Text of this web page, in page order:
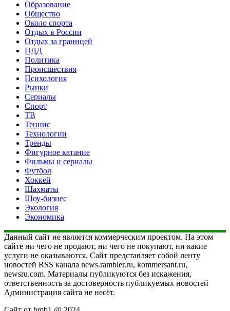
Образование
Общество
Около спорта
Отдых в России
Отдых за границей
ПДД
Политика
Происшествия
Психология
Рынки
Сериалы
Спорт
ТВ
Теннис
Технологии
Тренды
Фигурное катание
Фильмы и сериалы
Футбол
Хоккей
Шахматы
Шоу-бизнес
Экология
Экономика
Данный сайт не является коммерческим проектом. На этом
сайте ни чего не продают, ни чего не покупают, ни какие
услуги не оказываются. Сайт представляет собой ленту
новостей RSS канала news.rambler.ru, kommersant.ru,
newsru.com. Материалы публикуются без искажения,
ответственность за достоверность публикуемых новостей
Администрация сайта не несёт.